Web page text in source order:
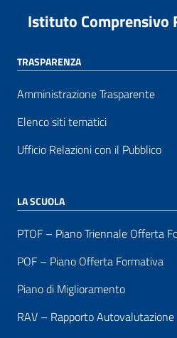
Istituto Comprensivo
TRASPARENZA
Amministrazione Trasparente
Elenco siti tematici
Ufficio Relazioni con il Pubblico
LA SCUOLA
PTOF – Piano Triennale Offerta
POF – Piano Offerta Formativa
Piano di Miglioramento
RAV – Rapporto Autovalutazione